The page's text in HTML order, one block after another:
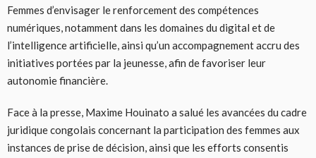
Femmes d’envisager le renforcement des compétences
numériques, notamment dans les domaines du digital et de
l’intelligence artificielle, ainsi qu’un accompagnement accru des
initiatives portées par la jeunesse, afin de favoriser leur
autonomie financière.
Face à la presse, Maxime Houinato a salué les avancées du cadre
juridique congolais concernant la participation des femmes aux
instances de prise de décision, ainsi que les efforts consentis